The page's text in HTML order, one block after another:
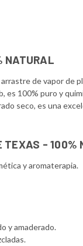
NATURAL
de vapor de
es 100% puro y
seco, es una
TEXAS - 100%
y aromaterapia.
y amaderado.